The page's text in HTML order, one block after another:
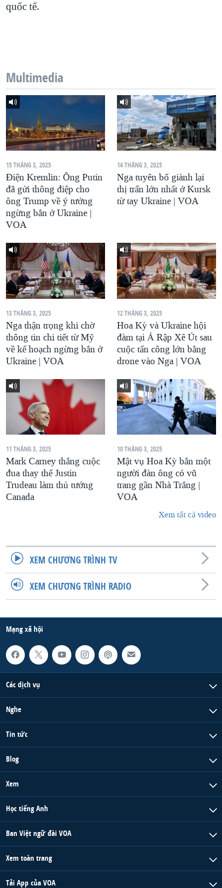
QUAN HỆ VIỆT MỸ
quốc tế.
Multimedia
15 THÁNG 3, 2025
Điện Kremlin: Ông Putin
đã gửi thông điệp cho
ông Trump về ý tưởng
ngừng bắn ở Ukraine |
VOA
14 THÁNG 3, 2025
Nga tuyên bố giành lại
thị trấn lớn nhất ở Kursk
từ tay Ukraine | VOA
13 THÁNG 3, 2025
Nga thận trọng khi chờ
thông tin chi tiết từ Mỹ
về kế hoạch ngừng bắn ở
Ukraine | VOA
12 THÁNG 3, 2025
Hoa Kỳ và Ukraine hội
đàm tại Ả Rập Xê Út sau
cuộc tấn công lớn bằng
drone vào Nga | VOA
11 THÁNG 3, 2025
Mark Carney thắng cuộc
đua thay thế Justin
Trudeau làm thủ tướng
Canada
10 THÁNG 3, 2025
Mật vụ Hoa Kỳ bắn một
người đàn ông có vũ
trang gần Nhà Trắng |
VOA
Xem tất cả video
XEM CHƯƠNG TRÌNH TV
XEM CHƯƠNG TRÌNH RADIO
Mạng xã hội
Các dịch vụ
Nghe
Tin tức
Blog
Xem
Học tiếng Anh
Ban Việt ngữ đài VOA
Xem toàn trang
Tải App của VOA